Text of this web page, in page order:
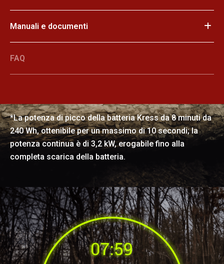
Manuali e documenti
FAQ
Potenza pazzesca
La composizione chimica delle batterie CyberPack da 8
minuti di Kress consente di fornire una potenza di
*La potenza di picco della batteria Kress da 8 minuti da
240 Wh, ottenibile per un massimo di 10 secondi; la
potenza continua è di 3,2 kW, erogabile fino alla
completa scarica della batteria.